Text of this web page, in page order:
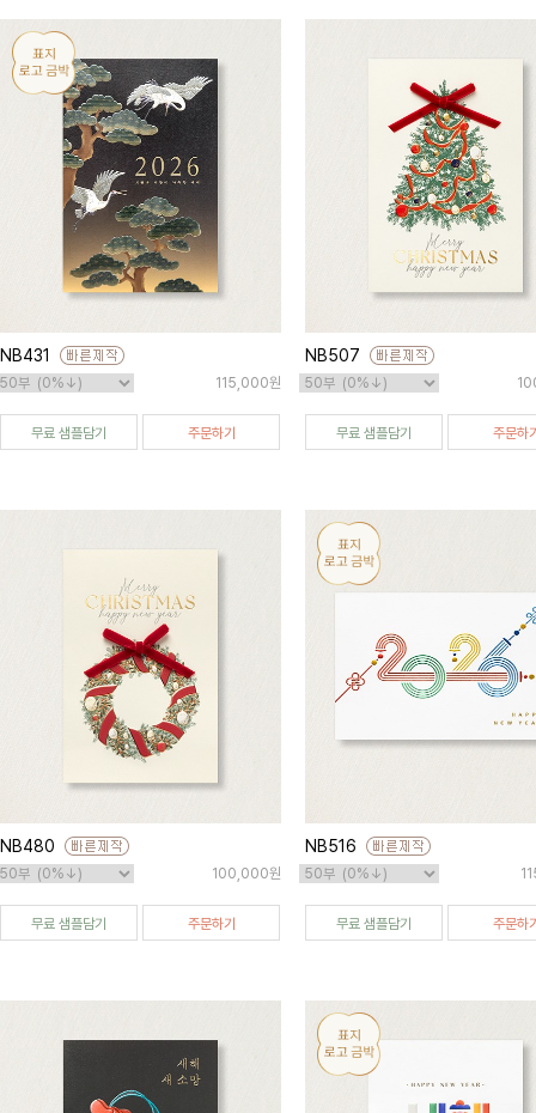
NB431
115,000원
무료 샘플담기 주문하기
NB507
무료 샘플담기 주문하
NB480
100,000원
무료 샘플담기 주문하기
NB516
무료 샘플담기 주문하